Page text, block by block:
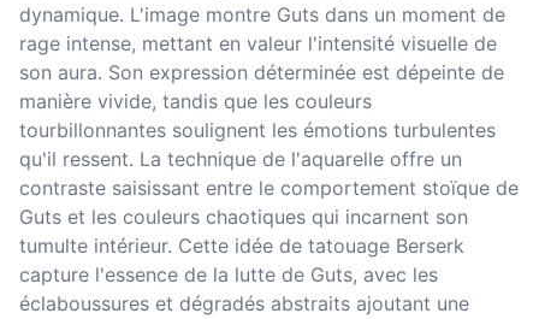
dynamique. L'image montre Guts dans un moment de
rage intense, mettant en valeur l'intensité visuelle de
son aura. Son expression déterminée est dépeinte de
manière vivide, tandis que les couleurs
tourbillonnantes soulignent les émotions turbulentes
qu'il ressent. La technique de l'aquarelle offre un
contraste saisissant entre le comportement stoïque de
Guts et les couleurs chaotiques qui incarnent son
tumulte intérieur. Cette idée de tatouage Berserk
capture l'essence de la lutte de Guts, avec les
éclaboussures et dégradés abstraits ajoutant une